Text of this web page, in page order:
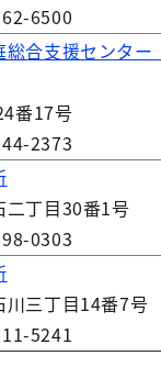
6500
合支援センター
番17号
2373
二丁目30番1号
0303
川三丁目14番7号
5241